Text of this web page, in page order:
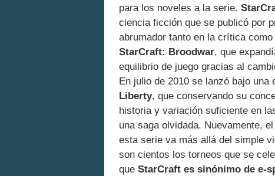
para los noveles a la serie.
ciencia ficción que se publicó por
abrumador tanto en la crítica
StarCraft: Broodwar, que
equilibrio de juego gracias al
En julio de 2010 se lanzó bajo una
Liberty, que conservando su
historia y variación suficiente en
una saga olvidada. Nuevamente,
esta serie va más allá del simple
son cientos los torneos que se
que StarCraft es sinónimo de e-